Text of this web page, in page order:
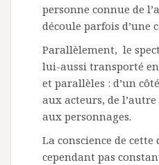
personne connue de
découle parfois d’une
Parallèlement, le
lui-aussi transporté
et parallèles : d’un
aux acteurs, de
aux personnages.
La conscience de cette
cependant pas